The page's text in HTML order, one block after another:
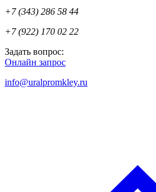
+7 (343) 286 58 44
+7 (922) 170 02 22
Задать вопрос:
Онлайн запрос
info@uralpromkley.ru